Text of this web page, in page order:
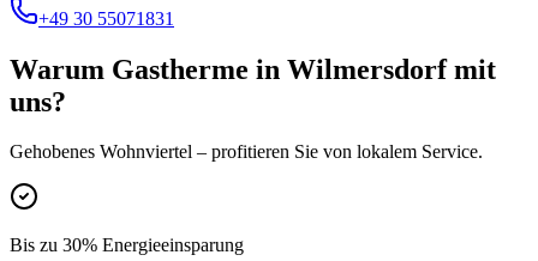
+49 30 55071831
Warum Gastherme in Wilmersdorfmit
uns?
Gehobenes Wohnviertel – profitieren Sie von lokalem Service.
Bis zu 30% Energieeinsparung